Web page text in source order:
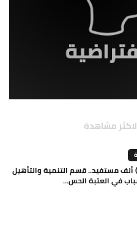
مشاهدة
بأكثر من (795) ألف مستفيد.. قسم التنمية والتأهيل
في العتبة الحس...